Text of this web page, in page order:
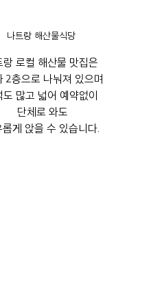
나트랑 해산물식당
랑 로컬 해산물 맛집은
2층으로 나눠져 있으며
도 많고 넓어 예약없이
단체로 와도
롭게 앉을 수 있습니다.